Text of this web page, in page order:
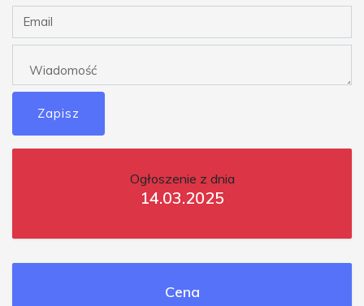
Zapisz
Ogłoszenie z dnia
14.03.2025
Cena